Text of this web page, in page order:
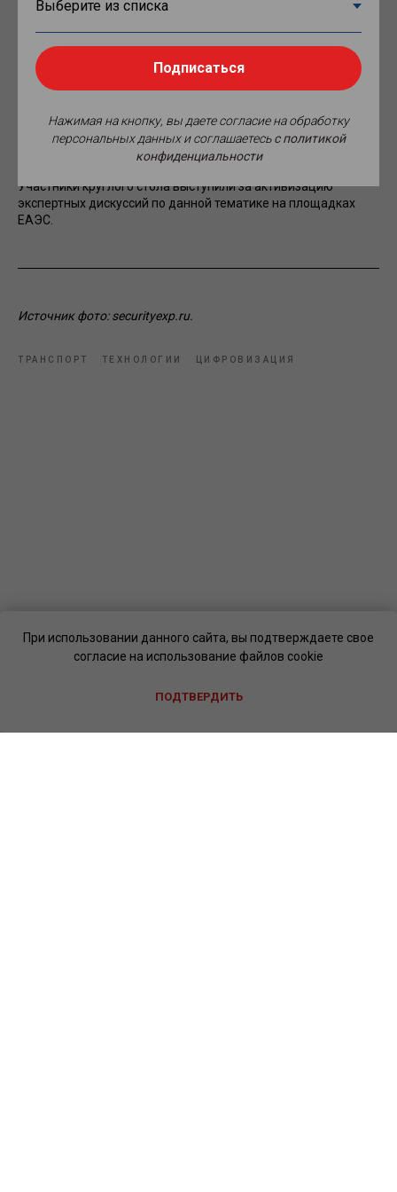
При использовании данного сайта, вы подтверждаете свое
согласие на использование файлов cookie
ПОДТВЕРДИТЬ
Предстоит колоссальная работа по формированию условий
для развития ИИ технологий в ЕАЭС, разработке единого
стандарта и адаптации нормативной базы евразийских
стран к глобальной повестке, подготовке и переподготове
кадров, координации работ в части обеспечения
Резюмируя итоги прошедшего мероприятия отметим, что
цифровизация и внедрение новых технологий являются
Участники круглого стола выступили за активизацию
экспертных дискуссий по данной тематике на площадках
ЕАЭС.
Источник фото: securityexp.ru.
ТРАНСПОРТ ТЕХНОЛОГИИ ЦИФРОВИЗАЦИЯ
Подписаться
Нажимая на кнопку, вы даете согласие на обработку
персональных данных и соглашаетесьc политикой
конфиденциальности